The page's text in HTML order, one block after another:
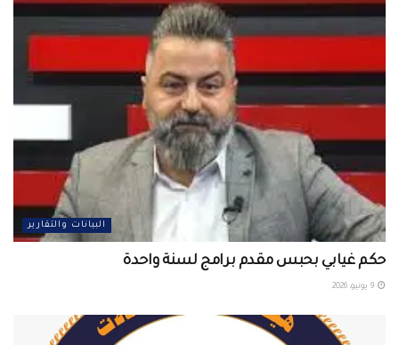
البيانات والتقارير
حكم غيابي بحبس مقدم برامج لسنة واحدة